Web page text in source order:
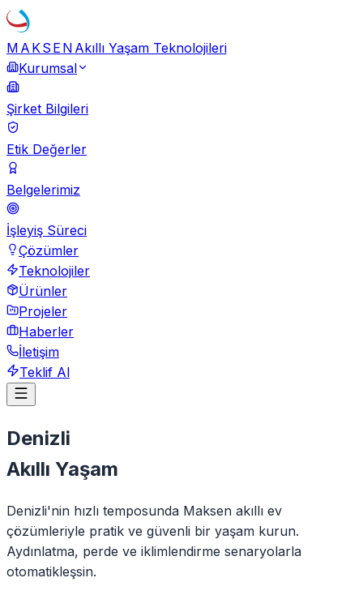
MAKSEN Akıllı Yaşam Teknolojileri
Kurumsal
Şirket Bilgileri
Etik Değerler
Belgelerimiz
İşleyiş Süreci
Çözümler
Teknolojiler
Ürünler
Projeler
Haberler
İletişim
Teklif Al
Denizli
Akıllı Yaşam
Denizli'nin hızlı temposunda Maksen akıllı ev
çözümleriyle pratik ve güvenli bir yaşam kurun.
Aydınlatma, perde ve iklimlendirme senaryolarla
otomatikleşsin.